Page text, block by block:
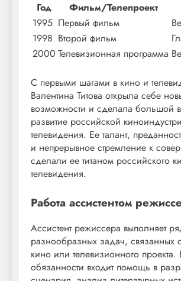
Год Фильм/Телепроект
1995 Первый фильм
1998 Второй фильм
2000 Телевизионная программа
С первыми шагами в кино и
Валентина Титова открыла себе
возможности и сделала большой
развитие российской
телевидения. Ее талант,
и непрерывное стремление к
сделали ее титаном российского
телевидения.
Работа ассистентом
Ассистент режиссера выполняет
разнообразных задач, связанных
кино или телевизионного проекта.
обязанности входит помощь в